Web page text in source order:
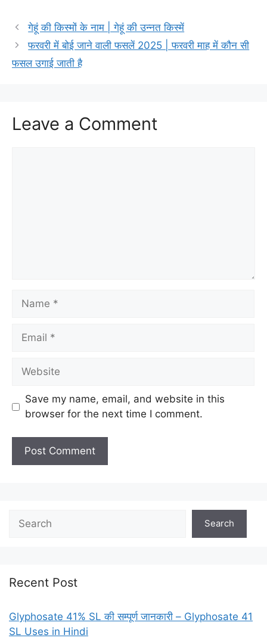
गेहूं की किस्मों के नाम | गेहूं की उन्नत किस्में
फरवरी में बोई जाने वाली फसलें 2025 | फरवरी माह में कौन सी
फसल उगाई जाती है
Leave a Comment
Save my name, email, and website in this
browser for the next time I comment.
Search
Recent Post
Glyphosate 41% SL की सम्पूर्ण जानकारी – Glyphosate 41
SL Uses in Hindi